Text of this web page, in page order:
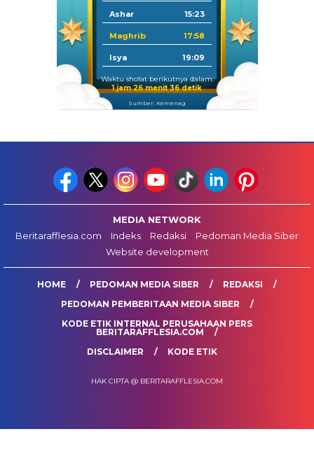
Ashar 15:23
Maghrib 17:58
Isya 19:09
Waktu sholat berikutnya dalam:
1 jam 26 menit 35 detik
Sumber: Kemenag
MEDIA NETWORK
Beritarafflesia.com
Indeks Redaksi
Pedoman Media Siber
Website development
HOME PEDOMAN MEDIA SIBER
REDAKSI
PEDOMAN PEMBERITAAN MEDIA SIBER
KODE ETIK INTERNAL PERUSAHAAN PERS
BERITARAFFLESIA.COM
DISCLAIMER
KODE ETIK
HAK CIPTA @ BERITARAFFLESIA.COM